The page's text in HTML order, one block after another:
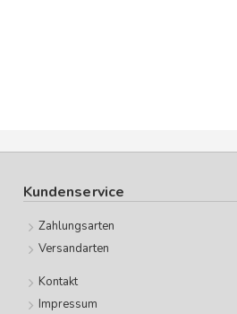
Kundenservice
Zahlungsarten
Versandarten
Kontakt
Impressum